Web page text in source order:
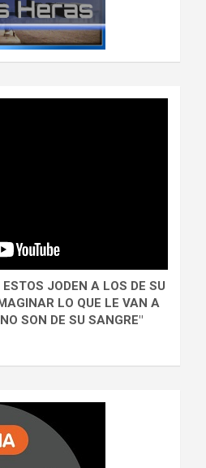
JODEN A LOS DE SU
LO QUE LE VAN A
SON DE SU SANGRE"